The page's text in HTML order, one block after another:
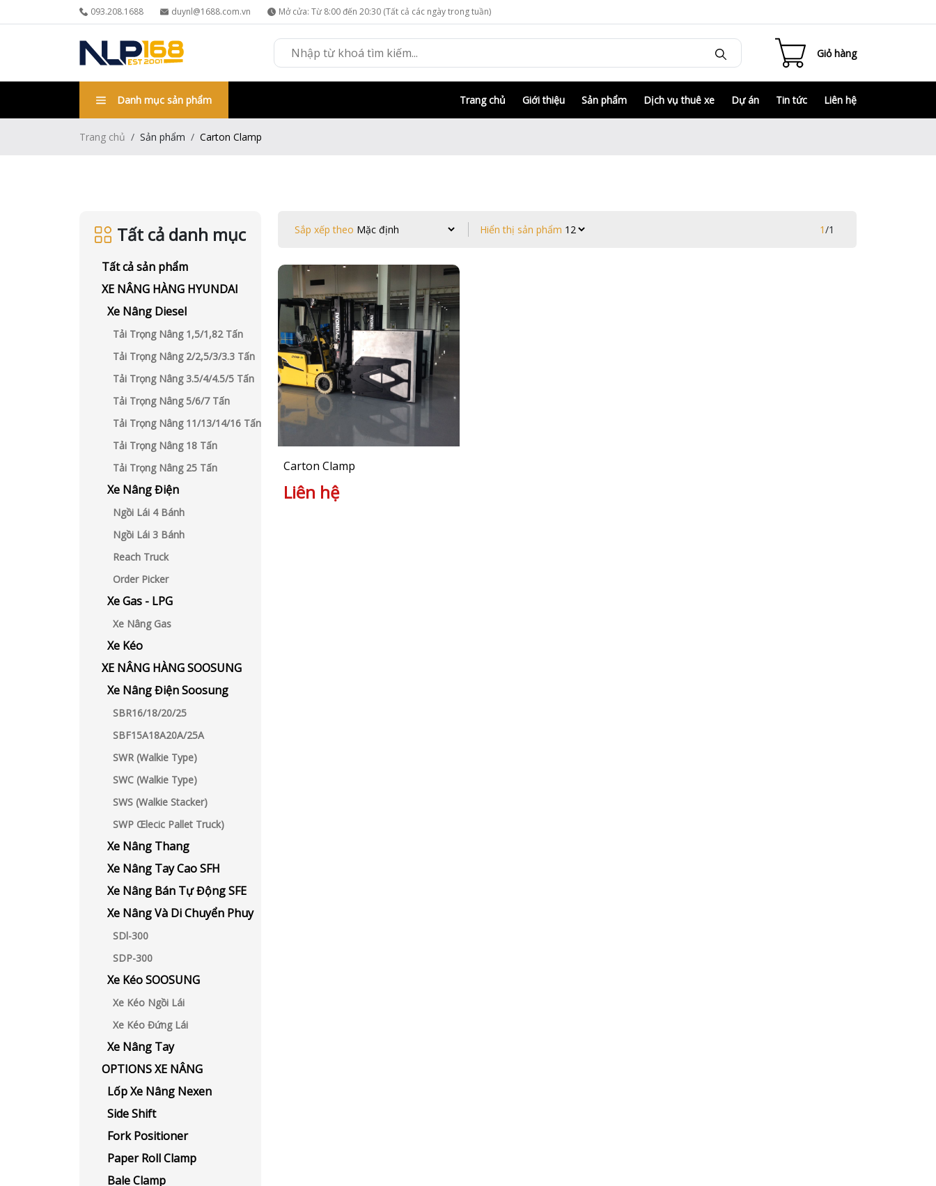
093.208.1688 duynl@1688.com.vn Mở cửa: Từ 8:00 đến 20:30 (Tất cả các ngày trong tuần)
Giỏ hàng
Danh mục sản phẩm Trang chủ Giới thiệu Sản phẩm Dịch vụ thuê xe Dự án Tin tức Liên hệ
Trang chủ Sản phẩm Carton Clamp
Tất cả danh mục
Tất cả sản phẩm
XE NÂNG HÀNG HYUNDAI
Xe Nâng Diesel
Tải Trọng Nâng 1,5/1,82 Tấn
Tải Trọng Nâng 2/2,5/3/3.3 Tấn
Tải Trọng Nâng 3.5/4/4.5/5 Tấn
Tải Trọng Nâng 5/6/7 Tấn
Tải Trọng Nâng 11/13/14/16 Tấn
Tải Trọng Nâng 18 Tấn
Tải Trọng Nâng 25 Tấn
Xe Nâng Điện
Ngồi Lái 4 Bánh
Ngồi Lái 3 Bánh
Reach Truck
Order Picker
Xe Gas - LPG
Xe Nâng Gas
Xe Kéo
XE NÂNG HÀNG SOOSUNG
Xe Nâng Điện Soosung
SBR16/18/20/25
SBF15A18A20A/25A
SWR (Walkie Type)
SWC (Walkie Type)
SWS (Walkie Stacker)
SWP Œlecic Pallet Truck)
Xe Nâng Thang
Xe Nâng Tay Cao SFH
Xe Nâng Bán Tự Động SFE
Xe Nâng Và Di Chuyển Phuy
SDl-300
SDP-300
Xe Kéo SOOSUNG
Xe Kéo Ngồi Lái
Xe Kéo Đứng Lái
Xe Nâng Tay
OPTIONS XE NÂNG
Lốp Xe Nâng Nexen
Side Shift
Fork Positioner
Paper Roll Clamp
Bale Clamp
Sắp xếp theo Hiển thị sản phẩm 1/1
Carton Clamp
Liên hệ